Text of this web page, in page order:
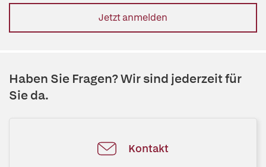
Jetzt anmelden
Haben Sie Fragen? Wir sind jederzeit für
Sie da.
Kontakt